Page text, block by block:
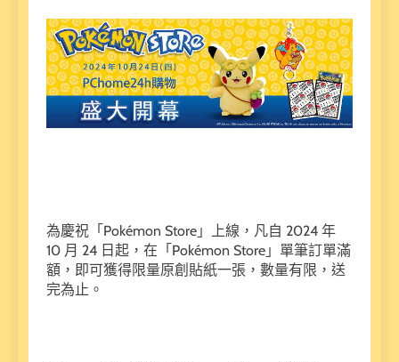
為慶祝「Pokémon Store」上線，凡自 2024 年
10 月 24 日起，在「Pokémon Store」單筆訂單滿
額，即可獲得限量原創貼紙一張，數量有限，送
完為止。